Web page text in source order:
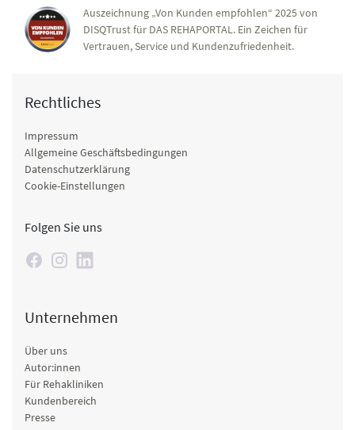
Auszeichnung „Von Kunden empfohlen“ 2025 von
DISQTrust für DAS REHAPORTAL. Ein Zeichen für
Vertrauen, Service und Kundenzufriedenheit.
Rechtliches
Impressum
Allgemeine Geschäftsbedingungen
Datenschutzerklärung
Cookie-Einstellungen
Folgen Sie uns
Unternehmen
Über uns
Autor:innen
Für Rehakliniken
Kundenbereich
Presse